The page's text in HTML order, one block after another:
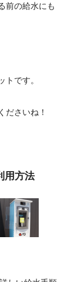
前の給水にも
です。
ださいね！
用方法